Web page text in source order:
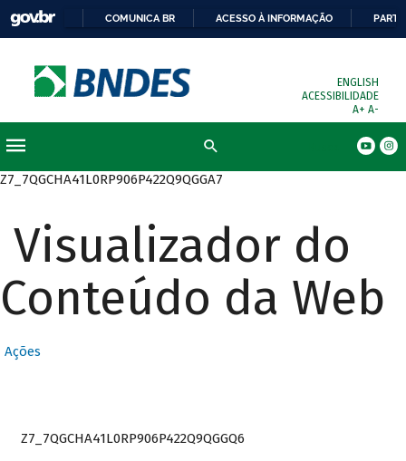
COMUNICA BR ACESSO À INFORMAÇÃO
ENGLISH
ACESSIBILIDADE
A+ A-
Z7_7QGCHA41L0RP906P422Q9QGGA7
Visualizador do
Conteúdo da Web
Ações
Z7_7QGCHA41L0RP906P422Q9QGGQ6